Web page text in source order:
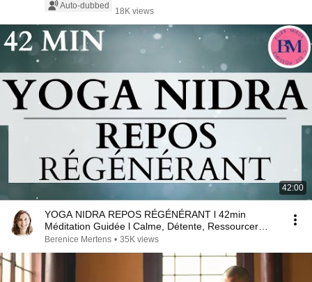
Auto-dubbed
18K views
42:00
YOGA NIDRA REPOS RÉGÉNÉRANT l 42min
Méditation Guidée l Calme, Détente, Ressourcer
Corps & Esprit
Berenice Mertens • 35K views